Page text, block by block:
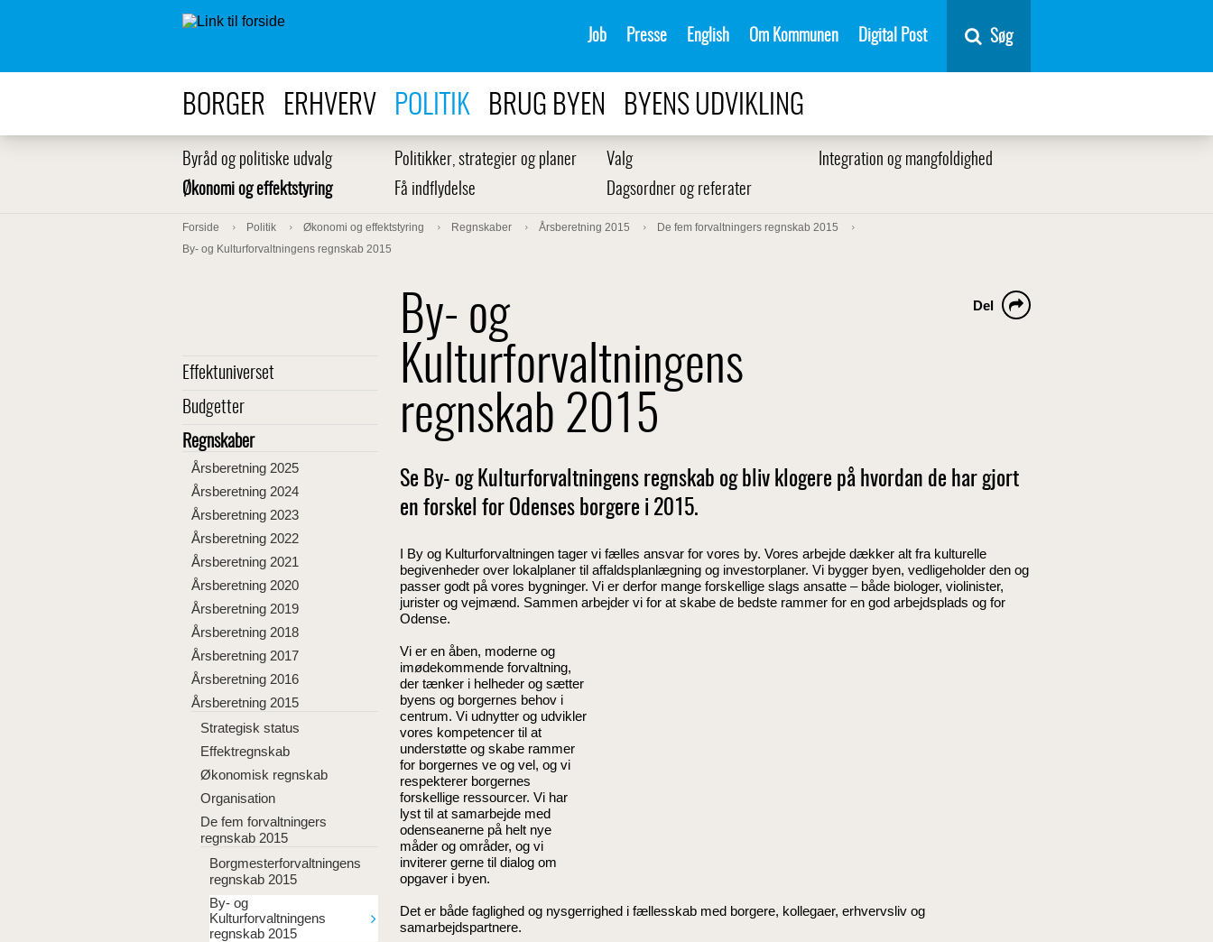
Job Presse English Om Kommunen Digital Post Søg
BORGER ERHVERV POLITIK BRUG BYEN BYENS UDVIKLING
Byråd og politiske udvalg Politikker, strategier og planer Valg
Integration og mangfoldighed
Økonomi og effektstyring
Få indflydelse Dagsordner og referater
Forside Politik Økonomi og effektstyring Regnskaber Årsberetning 2015
De fem forvaltningers regnskab 2015
By- og Kulturforvaltningens regnskab 2015
Effektuniverset
Budgetter
Regnskaber
Årsberetning 2025
Årsberetning 2024
Årsberetning 2023
Årsberetning 2022
Årsberetning 2021
Årsberetning 2020
Årsberetning 2019
Årsberetning 2018
Årsberetning 2017
Årsberetning 2016
Årsberetning 2015
Strategisk status
Effektregnskab
Økonomisk regnskab
Organisation
De fem forvaltningers
regnskab 2015
Borgmesterforvaltningens
regnskab 2015
By- og
Kulturforvaltningens
regnskab 2015
By- og
Kulturforvaltningens
regnskab 2015
Del
Se By- og Kulturforvaltningens regnskab og bliv klogere på hvordan de har gjort
en forskel for Odenses borgere i 2015.
I By og Kulturforvaltningen tager vi fælles ansvar for vores by. Vores arbejde dækker alt fra kulturelle
begivenheder over lokalplaner til affaldsplanlægning og investorplaner. Vi bygger byen, vedligeholder den og
passer godt på vores bygninger. Vi er derfor mange forskellige slags ansatte – både biologer, violinister,
jurister og vejmænd. Sammen arbejder vi for at skabe de bedste rammer for en god arbejdsplads og for
Odense.
Vi er en åben, moderne og
imødekommende forvaltning,
der tænker i helheder og sætter
byens og borgernes behov i
centrum. Vi udnytter og udvikler
vores kompetencer til at
understøtte og skabe rammer
for borgernes ve og vel, og vi
respekterer borgernes
forskellige ressourcer. Vi har
lyst til at samarbejde med
odenseanerne på helt nye
måder og områder, og vi
inviterer gerne til dialog om
opgaver i byen.
Det er både faglighed og nysgerrighed i fællesskab med borgere, kollegaer, erhvervsliv og
samarbejdspartnere.